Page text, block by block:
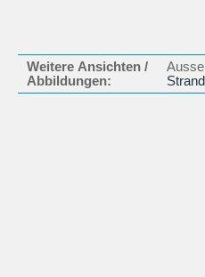
Weitere Ansichten /
Abbildungen: